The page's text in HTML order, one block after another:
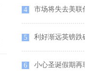
4 市场将失去美联储的支
5 利好渐远英镑跌破1.30，所幸1.28
6 小心圣诞假期再现“